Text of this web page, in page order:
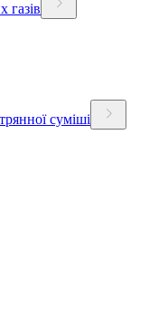
газів
суміші